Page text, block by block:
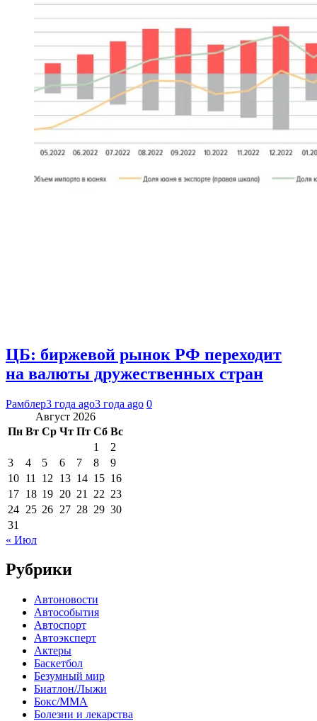
ЦБ: биржевой рынок РФ переходит
на валюты дружественных стран
Рамблер3 года ago3 года ago 0
Август 2026
Пн Вт Ср Чт Пт Сб Вс
1
2
3
4 5 6 7 8
9
10 11 12 13 14 15 16
17 18 19 20 21 22 23
24 25 26 27 28 29 30
31
« Июл
Рубрики
Автоновости
Автособытия
Автоспорт
Автоэксперт
Актеры
Баскетбол
Безумный мир
Биатлон/Лыжи
Бокс/MMA
Болезни и лекарства